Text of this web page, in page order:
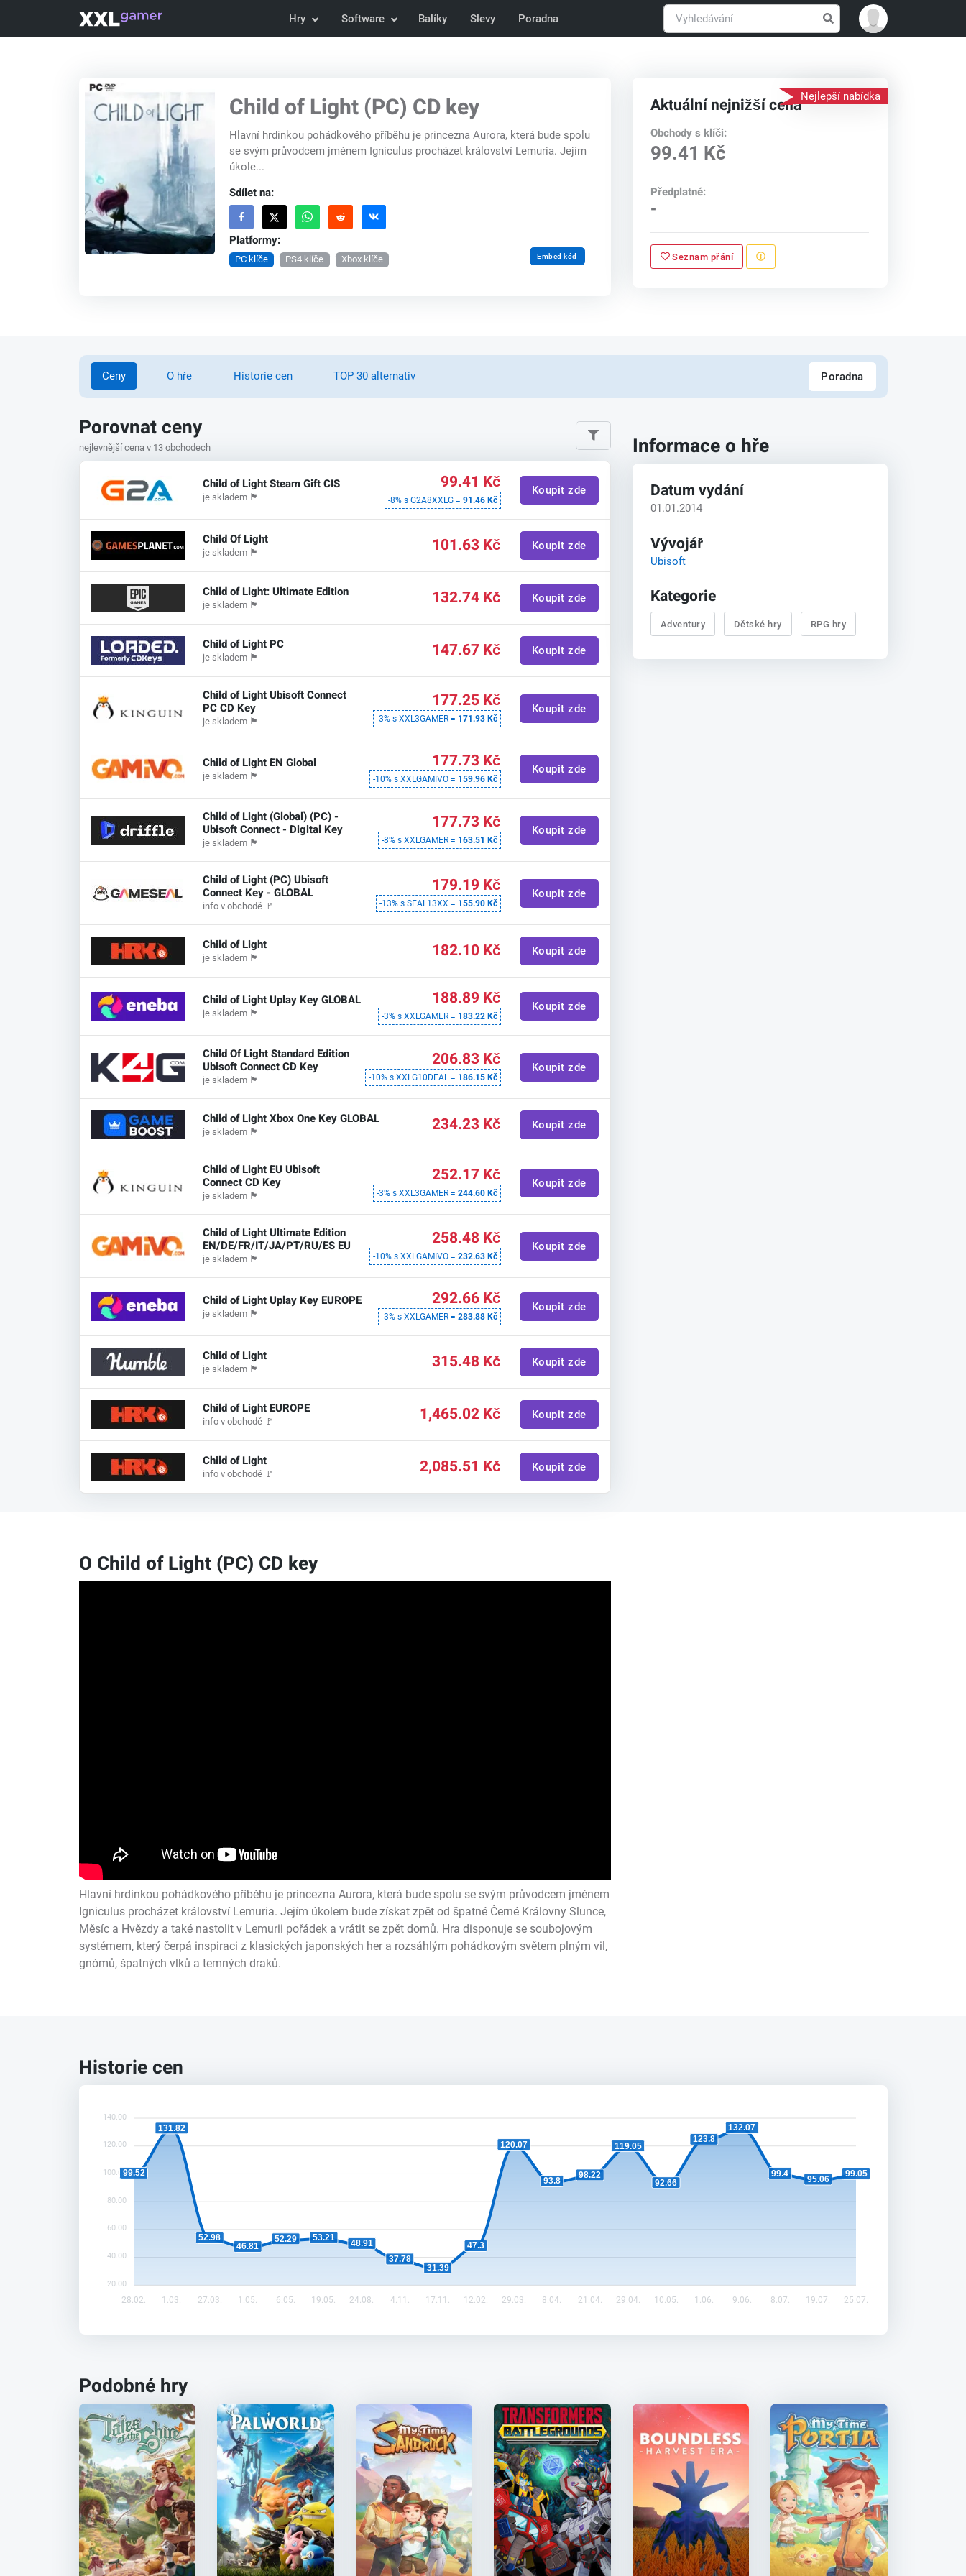
Hry Software Balíky Slevy Poradna
Child of Light (PC) CD key
Hlavní hrdinkou pohádkového příběhu je princezna Aurora, která bude spolu
se svým průvodcem jménem Igniculus procházet království Lemuria. Jejím
úkole...
Sdílet na:
Platformy:
PC klíče PS4 klíče Xbox klíče Embed kód
Nejlepší nabídka
Aktuální nejnižší cena
Obchody s klíči:
99.41 Kč
Předplatné:
-
Seznam přání
Ceny O hře Historie cen TOP 30 alternativ Poradna
Porovnat ceny
nejlevnější cena v 13 obchodech
Child of Light Steam Gift CIS
je skladem 🏴
99.41 Kč
-8% s G2A8XXLG = 91.46 Kč
Koupit zde
Child Of Light
je skladem 🏴 101.63 Kč Koupit zde
Child of Light: Ultimate Edition
je skladem 🏴 132.74 Kč Koupit zde
Child of Light PC
je skladem 🏴 147.67 Kč Koupit zde
Child of Light Ubisoft Connect
PC CD Key
je skladem 🏴
177.25 Kč
-3% s XXL3GAMER = 171.93 Kč
Koupit zde
Child of Light EN Global
je skladem 🏴
177.73 Kč
-10% s XXLGAMIVO = 159.96 Kč
Koupit zde
Child of Light (Global) (PC) -
Ubisoft Connect - Digital Key
je skladem 🏴
177.73 Kč
-8% s XXLGAMER = 163.51 Kč
Koupit zde
Child of Light (PC) Ubisoft
Connect Key - GLOBAL
info v obchodě 🚩
179.19 Kč
-13% s SEAL13XX = 155.90 Kč
Koupit zde
Child of Light
je skladem 🏴 182.10 Kč Koupit zde
Child of Light Uplay Key GLOBAL
je skladem 🏴
188.89 Kč
-3% s XXLGAMER = 183.22 Kč
Koupit zde
Child Of Light Standard Edition
Ubisoft Connect CD Key
je skladem 🏴
206.83 Kč
-10% s XXLG10DEAL = 186.15 Kč
Koupit zde
Child of Light Xbox One Key GLOBAL
je skladem 🏴 234.23 Kč Koupit zde
Child of Light EU Ubisoft
Connect CD Key
je skladem 🏴
252.17 Kč
-3% s XXL3GAMER = 244.60 Kč
Koupit zde
Child of Light Ultimate Edition
EN/DE/FR/IT/JA/PT/RU/ES EU
je skladem 🏴
258.48 Kč
-10% s XXLGAMIVO = 232.63 Kč
Koupit zde
Child of Light Uplay Key EUROPE
je skladem 🏴
292.66 Kč
-3% s XXLGAMER = 283.88 Kč
Koupit zde
Child of Light
je skladem 🏴 315.48 Kč Koupit zde
Child of Light EUROPE
info v obchodě 🚩 1,465.02 Kč Koupit zde
Child of Light
info v obchodě 🚩 2,085.51 Kč Koupit zde
Informace o hře
Datum vydání
01.01.2014
Vývojář
Ubisoft
Kategorie
Adventury Dětské hry RPG hry
O Child of Light (PC) CD key
Hlavní hrdinkou pohádkového příběhu je princezna Aurora, která bude spolu se svým průvodcem jménem
Igniculus procházet království Lemuria. Jejím úkolem bude získat zpět od špatné Černé Královny Slunce,
Měsíc a Hvězdy a také nastolit v Lemurii pořádek a vrátit se zpět domů. Hra disponuje se soubojovým
systémem, který čerpá inspiraci z klasických japonských her a rozsáhlým pohádkovým světem plným vil,
gnómů, špatných vlků a temných draků.
Historie cen
140.00
120.00
100.00
80.00
60.00
40.00
20.00
99.52
131.82
52.98
46.81
52.29 53.21
48.91
37.78
31.39
47.3
120.07
93.8
98.22
119.05
92.66
123.8
132.07
99.4
95.06
99.05
28.02. 1.03. 27.03. 1.05. 6.05. 19.05. 24.08. 4.11. 17.11. 12.02. 29.03. 8.04. 21.04. 29.04. 10.05. 1.06. 9.06. 8.07. 19.07. 25.07.
Podobné hry